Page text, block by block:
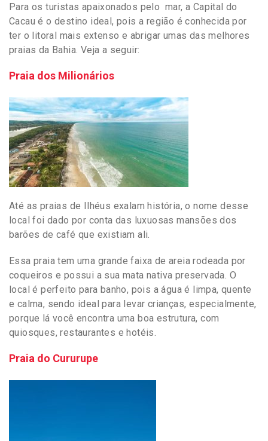
Para os turistas apaixonados pelo mar, a Capital do
Cacau é o destino ideal, pois a região é conhecida por
ter o litoral mais extenso e abrigar umas das melhores
praias da Bahia. Veja a seguir:
Praia dos Milionários
Até as praias de Ilhéus exalam história, o nome desse
local foi dado por conta das luxuosas mansões dos
barões de café que existiam ali.
Essa praia tem uma grande faixa de areia rodeada por
coqueiros e possui a sua mata nativa preservada. O
local é perfeito para banho, pois a água é limpa, quente
e calma, sendo ideal para levar crianças, especialmente,
porque lá você encontra uma boa estrutura, com
quiosques, restaurantes e hotéis.
Praia do Cururupe